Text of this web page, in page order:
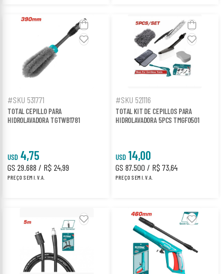
#SKU 531771
TOTAL CEPILLO PARA
HIDROLAVADORA TGTWB1781
USD 4,75
GS 29.688 / R$ 24,99
PREÇO SEM I.V.A.
#SKU 521116
TOTAL KIT DE CEPILLOS PARA
HIDROLAVADORA 5PCS TMGF0501
USD 14,00
GS 87.500 / R$ 73,64
PREÇO SEM I.V.A.